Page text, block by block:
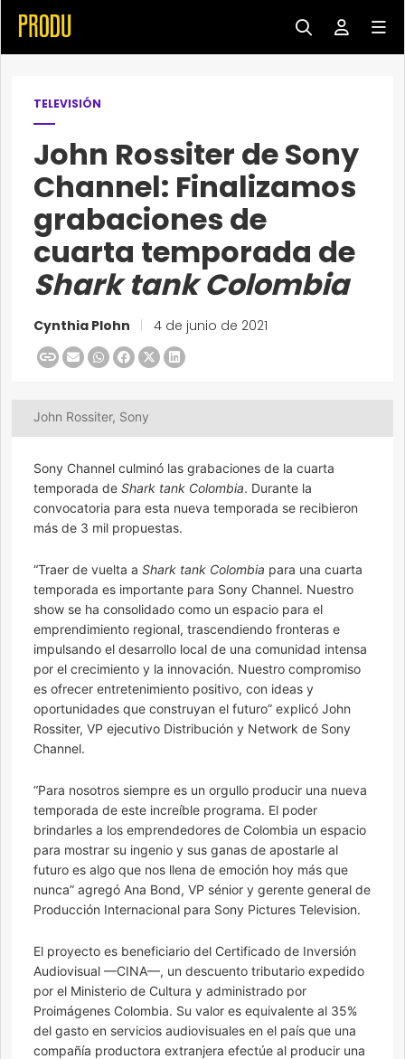
TELEVISIÓN
John Rossiter de Sony
Channel: Finalizamos
grabaciones de
cuarta temporada de
Shark tank Colombia
Cynthia Plohn 4 de junio de 2021
John Rossiter, Sony
Sony Channel culminó las grabaciones de la cuarta
temporada de Shark tank Colombia. Durante la
convocatoria para esta nueva temporada se recibieron
más de 3 mil propuestas.
“Traer de vuelta a Shark tank Colombia para una cuarta
temporada es importante para Sony Channel. Nuestro
show se ha consolidado como un espacio para el
emprendimiento regional, trascendiendo fronteras e
impulsando el desarrollo local de una comunidad intensa
por el crecimiento y la innovación. Nuestro compromiso
es ofrecer entretenimiento positivo, con ideas y
oportunidades que construyan el futuro” explicó John
Rossiter, VP ejecutivo Distribución y Network de Sony
Channel.
“Para nosotros siempre es un orgullo producir una nueva
temporada de este increíble programa. El poder
brindarles a los emprendedores de Colombia un espacio
para mostrar su ingenio y sus ganas de apostarle al
futuro es algo que nos llena de emoción hoy más que
nunca” agregó Ana Bond, VP sénior y gerente general de
Producción Internacional para Sony Pictures Television.
El proyecto es beneficiario del Certificado de Inversión
Audiovisual —CINA—, un descuento tributario expedido
por el Ministerio de Cultura y administrado por
Proimágenes Colombia. Su valor es equivalente al 35%
del gasto en servicios audiovisuales en el país que una
compañía productora extranjera efectúe al producir una